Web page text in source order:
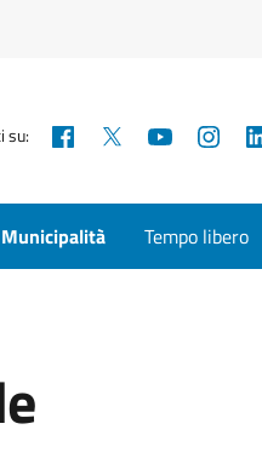
su: Facebook YouTube
Municipalità Tempo libero